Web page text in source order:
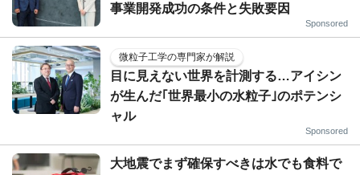
事業開発成功の条件と失敗要因
Sponsored
微粒子工学の専門家が解説
目に見えない世界を計測する…アイシン
が生んだ｢世界最小の水粒子｣のポテンシ
ャル
Sponsored
大地震でまず確保すべきは水でも食料で